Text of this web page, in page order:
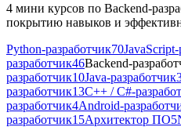
4 мини курсов по Backend-
покрытию навыков и
Python-разработчик70
разработчик46Backend-
разработчик10Java-разработчик
разработчик13C++ / C#-
разработчик4Android-
разработчик15Архитектор ПО5